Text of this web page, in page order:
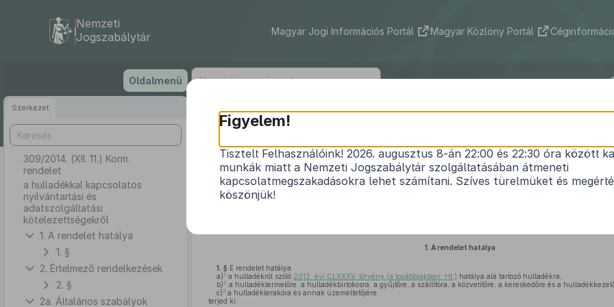
tartalomra
Nemzeti
Jogszabálytár
Magyar Jogi Információs Portál Magyar Közlöny Portál
Oldalmenü
Szerkezet
309/2014. (XII. 11.) Korm.
rendelet
a hulladékkal kapcsolatos
nyilvántartási és
adatszolgáltatási
kötelezettségekről
1. A rendelet hatálya
1. §
2. Értelmező rendelkezések
2. §
2a. Általános szabályok
309/2014. (XII. 11.) Korm. rendelet
a hulladékkal kapcsolatos nyilvántartási és adatszolgáltatási
Hatályos: 2026. 06. 30. –
1. A rendelet hatálya
1. § E rendelet hatálya
a) 1 a hulladékról szóló 2012. évi CLXXXV. törvény (a továbbiakban: Ht.) hatálya alá tartozó hulladékra,
b) 2 a hulladéktermelőre, a hulladékbirtokosra, a gyűjtőre, a szállítóra, a közvetítőre, a kereskedőre és a
c) 3a hulladéklerakóra és annak üzemeltetőjére
terjed ki.
Figyelem!
Tisztelt Felhasználóink! 2026. augusztus 8-án 22:00 és 22:30 óra között
munkák miatt a Nemzeti Jogszabálytár szolgáltatásában átmeneti
kapcsolatmegszakadásokra lehet számítani. Szíves türelmüket és
köszönjük!